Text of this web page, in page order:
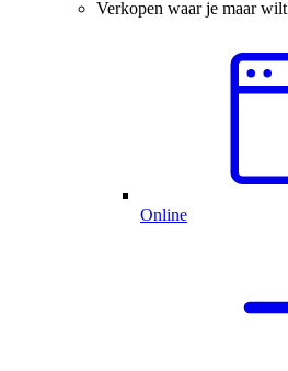
Verkopen waar je maar wilt
Online